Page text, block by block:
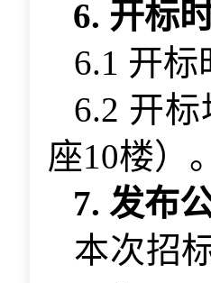
6. 开标
6.1 开标
6.2 开
座10楼）。
7. 发布
本次招